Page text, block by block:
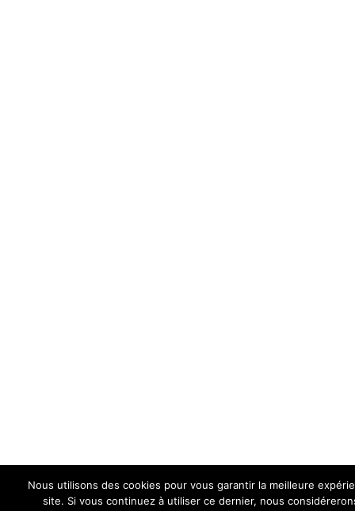
Nous utilisons des cookies pour vous garantir la meilleure
site. Si vous continuez à utiliser ce dernier, nous